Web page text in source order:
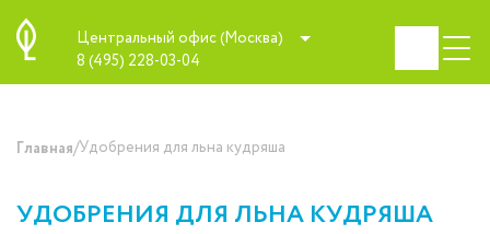
Центральный офис (Москва)
8 (495) 228-03-04
Главная/Удобрения для льна кудряша
УДОБРЕНИЯ ДЛЯ ЛЬНА КУДРЯША